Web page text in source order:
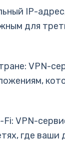
IP-
для
VPN-
VPN-
где ваши